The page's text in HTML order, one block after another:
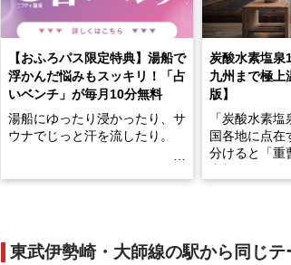
【おふろパス限定特典】湯船で
浮かんだ悩みもスッキリ！「占
いベンチ」が毎月10分無料
湯船にゆったり浸かったり、サ
ウナでじっと汗を流したり。
っとした悩み」が、頭に浮かん
炭酸水素塩泉
九州まで極上
版】
「炭酸水素
国各地に点在
分けると「重
す。
東武伊勢崎・大師線の駅から同じテ